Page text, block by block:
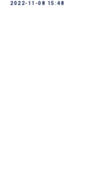
2022-11-08 15:48